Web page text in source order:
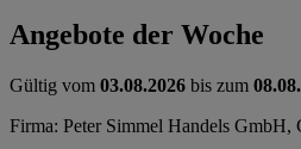
Angebote der Woche
Gültig vom 03.08.2026 bis zum
Firma: Peter Simmel Handels GmbH,